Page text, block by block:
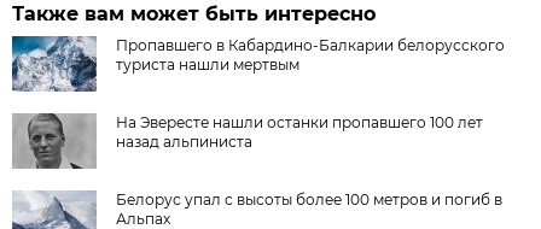
Также вам может быть интересно
Пропавшего в Кабардино-Балкарии белорусского
туриста нашли мертвым
На Эвересте нашли останки пропавшего 100 лет
назад альпиниста
Белорус упал с высоты более 100 метров и погиб в
Альпах